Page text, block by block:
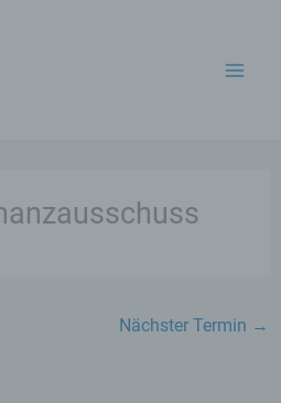
Nächster Termin →